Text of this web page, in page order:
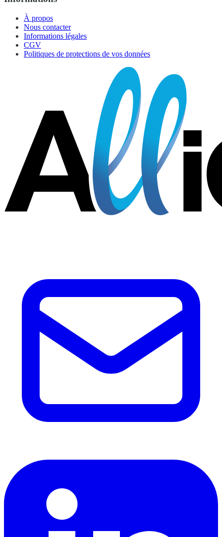
À propos
Nous contacter
Informations légales
CGV
Politiques de protections de vos données